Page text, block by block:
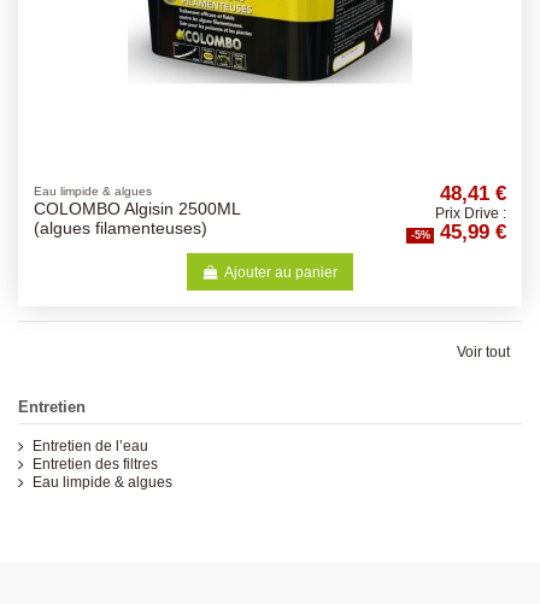
Eau limpide & algues
COLOMBO Algisin 2500ML
(algues filamenteuses)
48,41 €
Prix Drive :
-5% 45,99 €
Ajouter au panier
Voir tout
Entretien
Entretien de l’eau
Entretien des filtres
Eau limpide & algues